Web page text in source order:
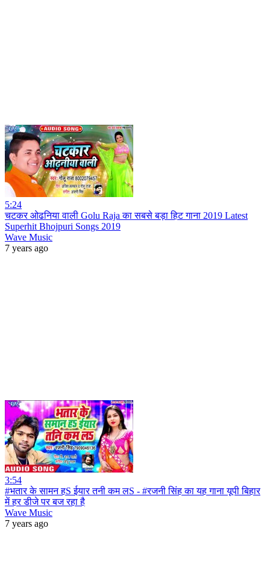
5:24
चटकर ओढनिया वाली Golu Raja का सबसे बड़ा हिट गाना 2019 Latest
Superhit Bhojpuri Songs 2019
Wave Music
7 years ago
3:54
#भतार के सामन हS ईयार तनी कम लS - #रजनी सिंह का यह गाना यूपी बिहार
में हर डीजे पर बज रहा है
Wave Music
7 years ago